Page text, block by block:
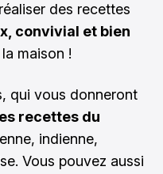
des recettes
convivial et bien
maison !
qui vous donneront
recettes du
indienne,
Vous pouvez aussi